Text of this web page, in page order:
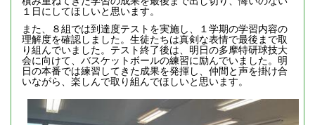
１日にしてほしいと思います。
また、８組では到達度テストを実施し、１学期の学習内容の
理解度を確認しました。生徒たちは真剣な表情で最後まで取
り組んでいました。テスト終了後は、明日の多摩特研球技大
会に向けて、バスケットボールの練習に励んでいました。明
日の本番では練習してきた成果を発揮し、仲間と声を掛け合
いながら、楽しんで取り組んでほしいと思います。